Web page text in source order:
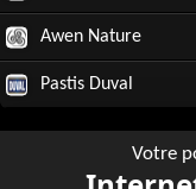
Awen Nature
Pastis Duval
Votre